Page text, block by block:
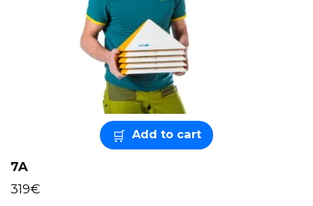
Add to cart
7A
319€